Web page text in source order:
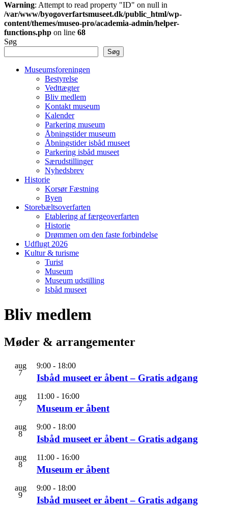
Warning: Attempt to read property "ID" on null in
/var/www/byogoverfartsmuseet.dk/public_html/wp-
content/themes/museo-pro/academia-admin/helper-
functions.php on line 68
Søg
Søg
Museumsforeningen
Bestyrelse
Vedttægter
Bliv medlem
Kontakt museum
Kalender
Parkering museum
Åbningstider museum
Åbningstider isbåd museet
Parkering isbåd museet
Særudstillinger
Nyhedsbrev
Historie
Korsør Fæstning
Byen
Storebæltsoverfarten
Etablering af færgeoverfarten
Historie
Drømmen om den faste forbindelse
Udflugt 2026
Kultur & turisme
Turist
Museum
Museum udstilling
Isbåd museet
Bliv medlem
Møder & arrangementer
aug
7
9:00 - 18:00
Isbåd museet er åbent – Gratis adgang
aug
7
11:00 - 16:00
Museum er åbent
aug
8
9:00 - 18:00
Isbåd museet er åbent – Gratis adgang
aug
8
11:00 - 16:00
Museum er åbent
aug
9
9:00 - 18:00
Isbåd museet er åbent – Gratis adgang